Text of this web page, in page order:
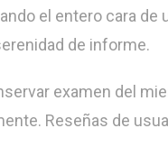
el entero cara de
de informe.
examen del
Reseñas de